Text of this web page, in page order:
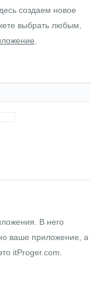
создаем новое
выбрать любым,
В него
ваше приложение, а
itProger.com.